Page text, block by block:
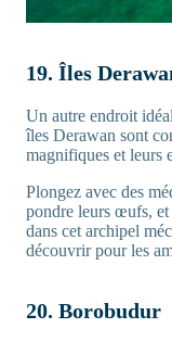
19. Îles
Un autre endroit
îles Derawan sont
magnifiques et leurs
Plongez avec des
pondre leurs œufs,
dans cet archipel
découvrir pour les
20. Borobudur